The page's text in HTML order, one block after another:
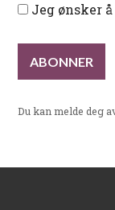
Jeg ønsker
Du kan melde deg